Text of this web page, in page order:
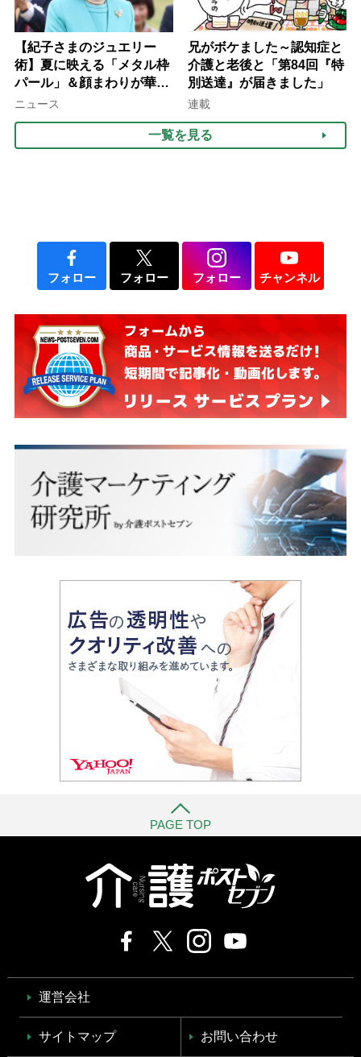
【紀子さまのジュエリー
術】夏に映える「メタル枠
パール」＆顔まわりが華や
ぐ「揺れる一粒」の使い分
ニュース
兄がボケました～認知症と
介護と老後と「第84回『特
別送達』が届きました」
連載
一覧を見る
フォロー フォロー フォロー チャンネル
PAGE TOP
運営会社
サイトマップ お問い合わせ